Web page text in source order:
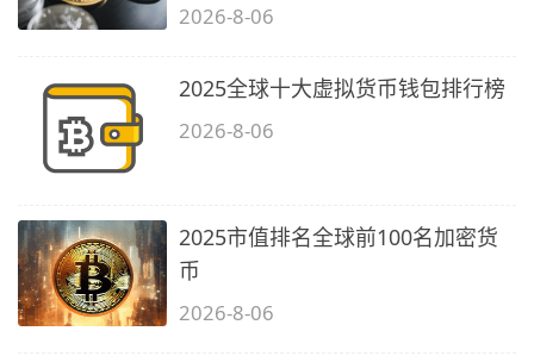
2026-8-06
2025全球十大虚拟货币钱包排行榜
2026-8-06
2025市值排名全球前100名加密货
币
2026-8-06